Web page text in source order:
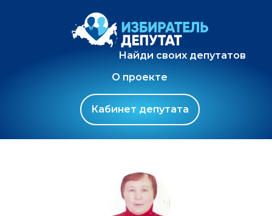
Найди своих депутатов
О проекте
Кабинет депутата